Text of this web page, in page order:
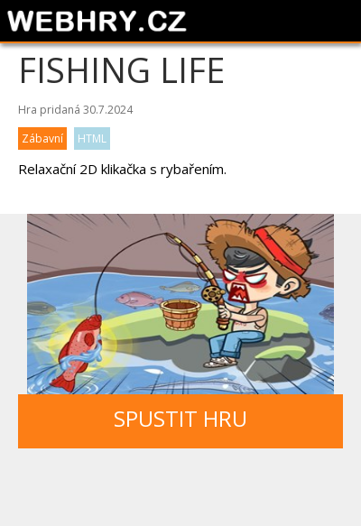
FISHING LIFE
Hra pridaná 30.7.2024
Zábavní
HTML
Relaxační 2D klikačka s rybařením.
SPUSTIT HRU